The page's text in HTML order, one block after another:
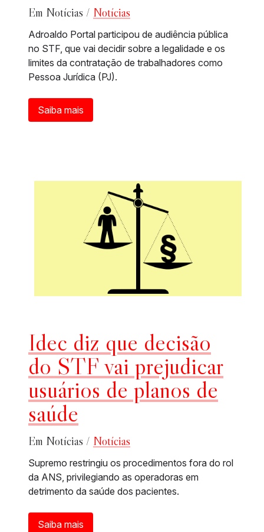
Em Notícias / Notícias
Adroaldo Portal participou de audiência pública
no STF, que vai decidir sobre a legalidade e os
limites da contratação de trabalhadores como
Pessoa Jurídica (PJ).
Saiba mais
Idec diz que decisão
do STF vai prejudicar
usuários de planos de
saúde
Em Notícias / Notícias
Supremo restringiu os procedimentos fora do rol
da ANS, privilegiando as operadoras em
detrimento da saúde dos pacientes.
Saiba mais